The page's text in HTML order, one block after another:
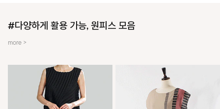
#다양하게 활용 가능, 원피스 모음
more >